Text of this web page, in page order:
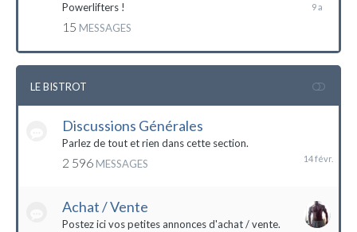
Powerlifters !
15 MESSAGES
LE BISTROT
Discussions Générales
Parlez de tout et rien dans cette section.
2 596 MESSAGES
Achat / Vente
Postez ici vos petites annonces d'achat / vente.